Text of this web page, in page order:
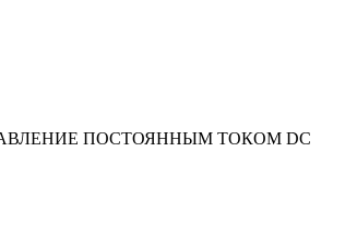
ПОСТОЯННЫМ ТОКОМ DC